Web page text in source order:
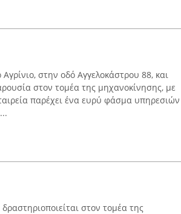
στην οδό Αγγελοκάστρου 88, και
στον τομέα της μηχανοκίνησης, με
παρέχει ένα ευρύ φάσμα υπηρεσιών
στον τομέα της